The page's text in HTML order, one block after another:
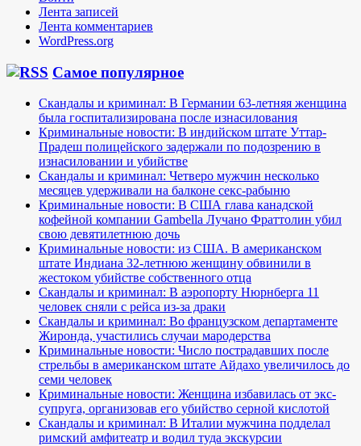
Лента записей
Лента комментариев
WordPress.org
Самое популярное
Скандалы и криминал: В Германии 63-летняя женщина
была госпитализирована после изнасилования
Криминальные новости: В индийском штате Уттар-
Прадеш полицейского задержали по подозрению в
изнасиловании и убийстве
Скандалы и криминал: Четверо мужчин несколько
месяцев удерживали на балконе секс-рабыню
Криминальные новости: В США глава канадской
кофейной компании Gambella Лучано Фраттолин убил
свою девятилетнюю дочь
Криминальные новости: из США. В американском
штате Индиана 32-летнюю женщину обвинили в
жестоком убийстве собственного отца
Скандалы и криминал: В аэропорту Нюрнберга 11
человек сняли с рейса из-за драки
Скандалы и криминал: Во французском департаменте
Жиронда, участились случаи мародерства
Криминальные новости: Число пострадавших после
стрельбы в американском штате Айдахо увеличилось до
семи человек
Криминальные новости: Женщина избавилась от экс-
супруга, организовав его убийство серной кислотой
Скандалы и криминал: В Италии мужчина подделал
римский амфитеатр и водил туда экскурсии